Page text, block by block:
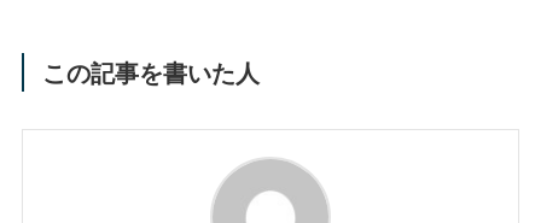
この記事を書いた人